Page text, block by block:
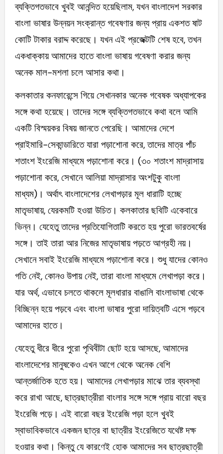
ব্যক্তিগতভাবে খুবই আনন্দিত হয়েছিলাম, যখন বাংলাদেশ সরকার
বাংলা ভাষার উন্নয়ন সংক্রান্ত গবেষণার জন্য প্রায় একশত ষাট
কোটি টাকার বরাদ্দ করেছে। যখন এই প্রজেক্টটি শেষ হবে, তখন
একধাক্কায় আমাদের হাতে বাংলা ভাষায় গবেষণা করার জন্য
অনেক মাল-মশলা চলে আসার কথা।
কলকাতার কনফারেন্সে গিয়ে সেখানকার অনেক গবেষক অধ্যাপকের
সঙ্গে কথা হয়েছে। তাদের সঙ্গে ব্যক্তিগতভাবে কথা বলে আমি
একটি বিস্ময়কর বিষয় জানতে পেরেছি। আমাদের দেশে
প্রাইমারি-সেকান্ডারিতে যারা পড়াশোনা করে, তাদের মাত্র পাঁচ
শতাংশ ইংরেজি মাধ্যমে পড়াশোনা করে। (৩০ শতাংশ মাদ্রাসায়
পড়াশোনা করে, সেখানে আলিয়া মাদ্রাসার অংশটুকু বাংলা
মাধ্যম)। অর্থাৎ বাংলাদেশের লেখাপড়ার মূল ধারাটি হচ্ছে
মাতৃভাষায়, যেরকমটি হওয়া উচিত। কলকাতার ছবিটি একেবারে
ভিন্ন। যেহেতু তাদের প্রতিযোগিতাটি করতে হয় পুরো ভারতবর্ষের
সঙ্গে। তাই তারা আর নিজের মাতৃভাষায় পড়তে আগ্রহী নয়।
সেখানে সবাই ইংরেজি মাধ্যমে পড়াশোনা করে। শুধু যাদের কোনও
গতি নেই, কোনও উপায় নেই, তারা বাংলা মাধ্যমে লেখাপড়া করে।
যার অর্থ, এভাবে চলতে থাকলে মূলধারার বাঙালি বাংলাভাষা থেকে
বিচ্ছিন্ন হয়ে পড়বে এবং বাংলা ভাষার পুরো দায়িত্বটি এসে পড়বে
আমাদের হাতে।
যেহেতু ধীরে ধীরে পুরো পৃথিবীটা ছোট হয়ে আসছে, আমাদের
বাংলাদেশের মানুষকেও এখন আগে থেকে অনেক বেশি
আন্তর্জাতিক হতে হয়। আমাদের লেখাপড়ার মাঝে তার ব্যবস্থা
করে রাখা আছে, ছাত্রছাত্রীরা বাংলার সঙ্গে সঙ্গে প্রায় বারো বছর
ইংরেজি পড়ে। এই বারো বছর ইংরেজি পড়া হলে খুবই
স্বাভাবিকভাবে একজন ছাত্র বা ছাত্রীর ইংরেজিতে যথেষ্ট দক্ষ
হওয়ার কথা। কিন্তু যে কারণেই হোক আমাদের সব ছাত্রছাত্রী